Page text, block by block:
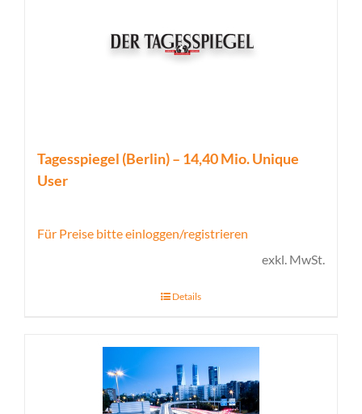
Tagesspiegel (Berlin) – 14,40 Mio. Unique
User
Für Preise bitte einloggen/registrieren
exkl. MwSt.
Details